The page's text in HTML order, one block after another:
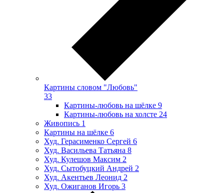
Картины словом "Любовь"
33
Картины-любовь на шёлке 9
Картины-любовь на холсте 24
Живопись 1
Картины на шёлке 6
Худ. Герасименко Сергей 6
Худ. Васильева Татьяна 8
Худ. Кулешов Максим 2
Худ. Сытобуцкий Андрей 2
Худ. Акентьев Леонид 2
Худ. Ожиганов Игорь 3